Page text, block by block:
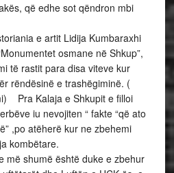
që edhe sot qëndron mbi
e artit Lidija Kumbaraxhi
osmane në Shkup”,
të rastit para disa viteve kur
rëndësinë e trashëgiminë. (
Pra Kalaja e Shkupit e filloi
iu nevojiten “ fakte “që ato
,po atëherë kur ne zbehemi
kombëtare.
më shumë është duke e zbehur